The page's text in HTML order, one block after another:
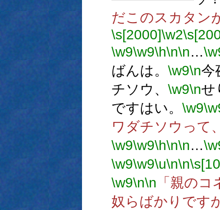
だこのスカタ
\s[2000]\w2
\w9\w9\h\n\n…
ばんは。 \w9\n今
チソウ、 \w9\nせ
ですはい。 \w9
ワダチソウって
\w9\w9\h\n\n…
\w9\w9\u\n\n
\w9\n\n 「親の
奴らばかりです